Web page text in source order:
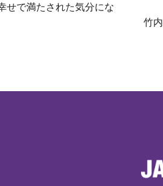
せで満たされた気分にな
竹内